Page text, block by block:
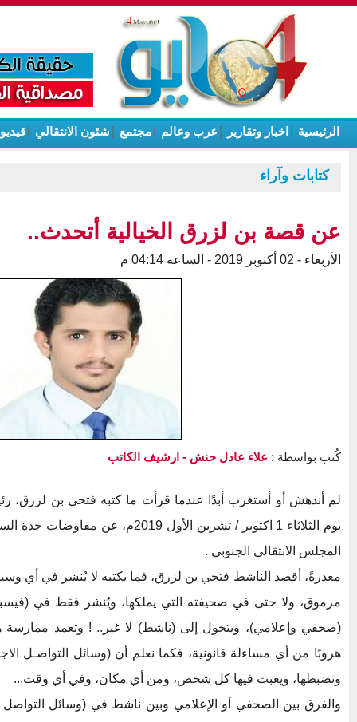
الرئيسية اخبار وتقارير عرب وعالم مجتمع شئون الانتقالي
كتابات وآراء
عن قصة بن لزرق الخيالية أتحدث..
الأربعاء - 02 أكتوبر 2019 - الساعة 04:14 م
كُتب بواسطة : علاء عادل حنش - ارشيف الكاتب
لم أندهش أو أستغرب أبدًا عندما قرأت ما كتبه فتحي بن لزرق،
يوم الثلاثاء 1 اكتوبر / تشرين الأول
المجلس الانتقالي الجنوبي .
معذرةً، أقصد الناشط فتحي بن لزرق، فما يكتبه لا يُنشر في أي
مرموق، ولا حتى في صحيفته التي يملكها، ويُنشر فقط في
(صحفي وإعلامي)، ويتحول إلى (ناشط) لا غير.. ! وتعمد
هروبًا من أي مساءلة قانونية، فكما نعلم أن (وسائل التواصـل
وتضبطها، ويعبث فيها كل شخص، ومن أي مكان، وفي أي وقت...
والفرق بين الصحفي أو الإعلامي وبين ناشط في (وسائل التواصل